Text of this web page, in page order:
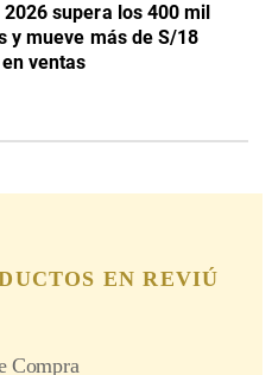
2026 supera los 400 mil
y mueve más de S/18
ventas